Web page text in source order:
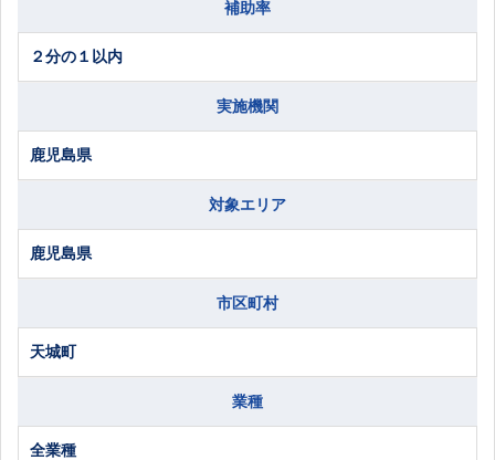
補助率
２分の１以内
実施機関
鹿児島県
対象エリア
鹿児島県
市区町村
天城町
業種
全業種